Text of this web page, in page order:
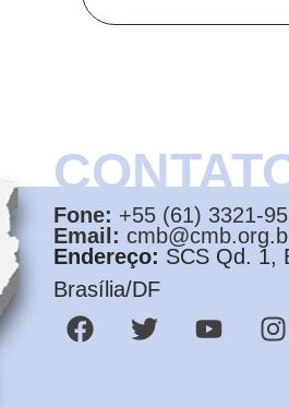
Fone: +55 (61) 3321-
Email:
Endereço: SCS Qd. 1,
Brasília/DF